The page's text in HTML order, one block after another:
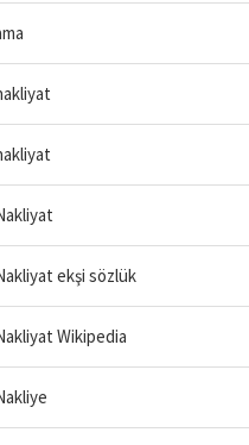
ekşi sözlük
Wikipedia